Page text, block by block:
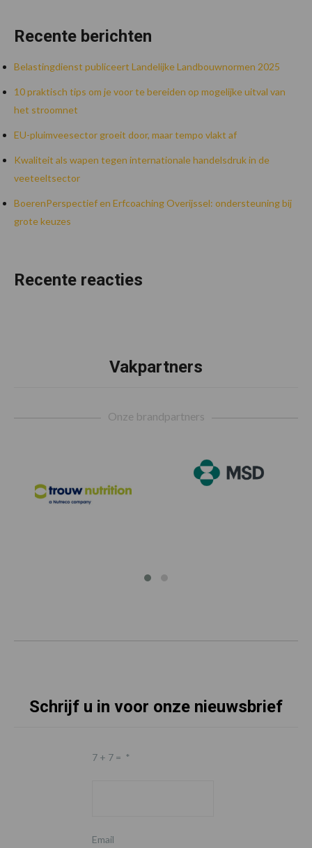
Recente berichten
Belastingdienst publiceert Landelijke Landbouwnormen 2025
10 praktisch tips om je voor te bereiden op mogelijke uitval van
het stroomnet
EU-pluimveesector groeit door, maar tempo vlakt af
Kwaliteit als wapen tegen internationale handelsdruk in de
veeteeltsector
BoerenPerspectief en Erfcoaching Overijssel: ondersteuning bij
grote keuzes
Recente reacties
Vakpartners
Onze brandpartners
Schrijf u in voor onze nieuwsbrief
7 + 7 = *
Email